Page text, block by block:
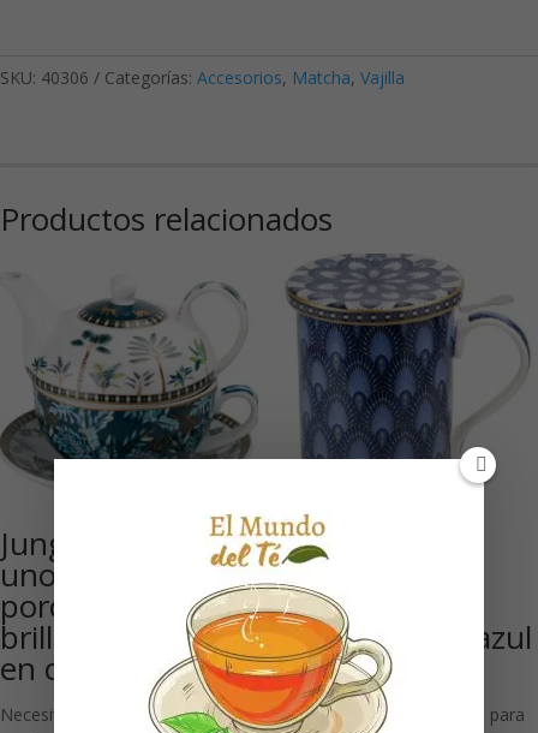
SKU: 40306 Categorías: Accesorios, Matcha, Vajilla
Productos relacionados
Jungle: «Té para
uno» de
porcelana
brillante 300 ml
en caja de regalo
Necesitas estar registrado para
Taza de
porcelana con
tapa
‘Atmosphere’ azul
350 ml
Necesitas estar registrado para